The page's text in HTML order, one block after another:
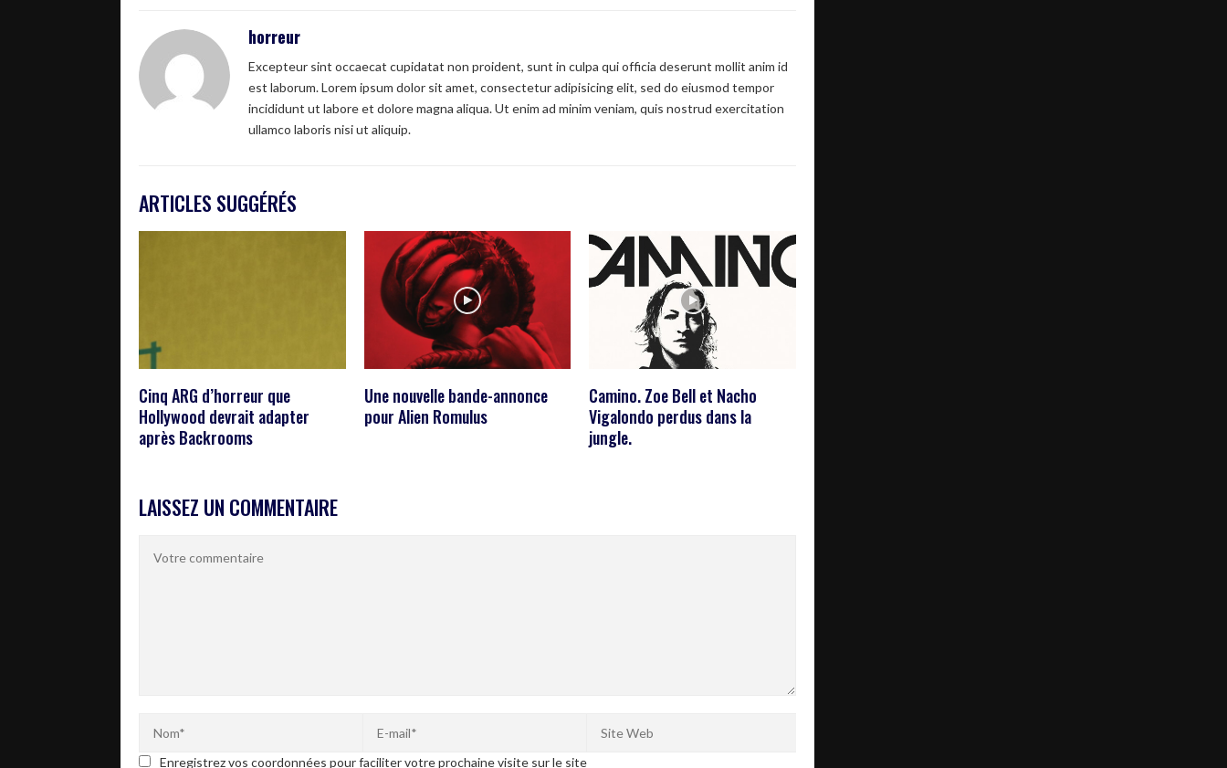
horreur
Excepteur sint occaecat cupidatat non proident, sunt in culpa qui officia deserunt mollit anim id
est laborum. Lorem ipsum dolor sit amet, consectetur adipisicing elit, sed do eiusmod tempor
incididunt ut labore et dolore magna aliqua. Ut enim ad minim veniam, quis nostrud exercitation
ullamco laboris nisi ut aliquip.
ARTICLES SUGGÉRÉS
Cinq ARG d’horreur que
Hollywood devrait adapter
après Backrooms
Une nouvelle bande-annonce
pour Alien Romulus
Camino. Zoe Bell et Nacho
Vigalondo perdus dans la
jungle.
LAISSEZ UN COMMENTAIRE
Enregistrez vos coordonnées pour faciliter votre prochaine visite sur le site